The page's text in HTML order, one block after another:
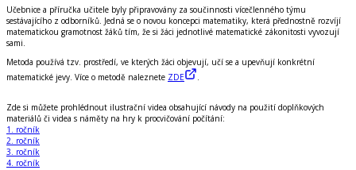
Učebnice a příručka učitele byly připravovány za součinnosti vícečlenného týmu
sestávajícího z odborníků. Jedná se o novou koncepci matematiky, která přednostně rozvíjí
matematickou gramotnost žáků tím, že si žáci jednotlivé matematické zákonitosti vyvozují
sami.
Metoda používá tzv. prostředí, ve kterých žáci objevují, učí se a upevňují konkrétní
matematické jevy. Více o metodě naleznete ZDE .
Zde si můžete prohlédnout ilustrační videa obsahující návody na použití doplňkových
materiálů či videa s náměty na hry k procvičování počítání:
1. ročník
2. ročník
3. ročník
4. ročník